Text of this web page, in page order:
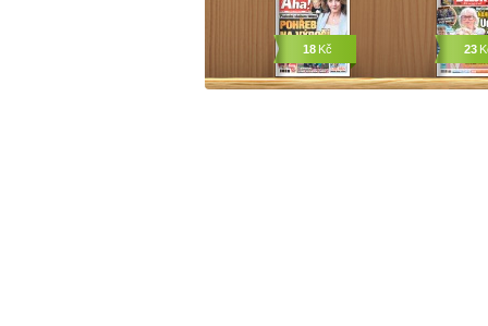
18 Kč 23